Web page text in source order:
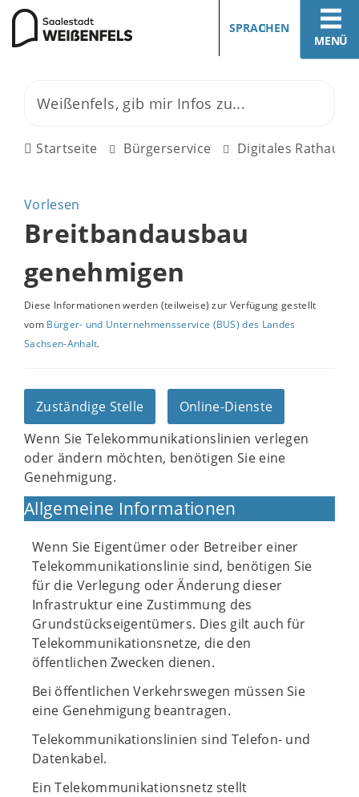
MENÜ
SPRACHEN
Startseite Bürgerservice Digitales Rathaus
Vorlesen
Breitbandausbau
genehmigen
Diese Informationen werden (teilweise) zur Verfügung gestellt
vom Bürger- und Unternehmensservice (BUS) des Landes
Sachsen-Anhalt.
Zuständige Stelle
Online-Dienste
Wenn Sie Telekommunikationslinien verlegen
oder ändern möchten, benötigen Sie eine
Genehmigung.
Allgemeine Informationen
Wenn Sie Eigentümer oder Betreiber einer
Telekommunikationslinie sind, benötigen Sie
für die Verlegung oder Änderung dieser
Infrastruktur eine Zustimmung des
Grundstückseigentümers. Dies gilt auch für
Telekommunikationsnetze, die den
öffentlichen Zwecken dienen.
Bei öffentlichen Verkehrswegen müssen Sie
eine Genehmigung beantragen.
Telekommunikationslinien sind Telefon- und
Datenkabel.
Ein Telekommunikationsnetz stellt